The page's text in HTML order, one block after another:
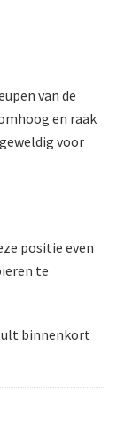
van de
en raak
voor
positie even
te
binnenkort